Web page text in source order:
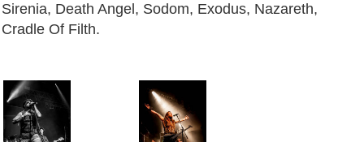
Sirenia, Death Angel, Sodom, Exodus, Nazareth,
Cradle Of Filth.